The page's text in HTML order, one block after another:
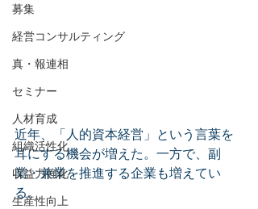
募集
経営コンサルティング
真・報連相
セミナー
人材育成
組織活性化
収益力強化
生産性向上
近年、「人的資本経営」という言葉を
耳にする機会が増えた。一方で、副
業・兼業を推進する企業も増えてい
る。